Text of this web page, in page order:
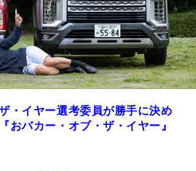
・イヤー選考委員が勝手に決め
バカー・オブ・ザ・イヤー』